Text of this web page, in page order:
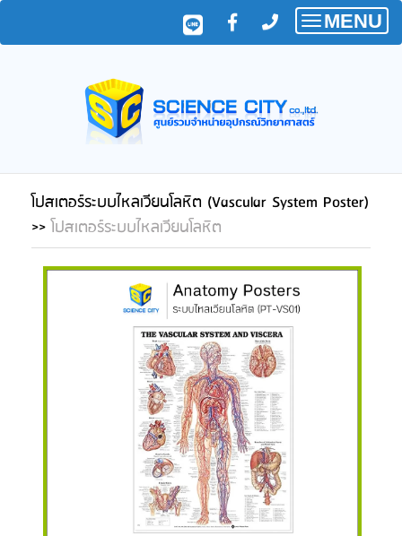
Toggle
MENU
โปสเตอร์ระบบไหลเวียนโลหิต (Vascular System Poster)
>>โปสเตอร์ระบบไหลเวียนโลหิต